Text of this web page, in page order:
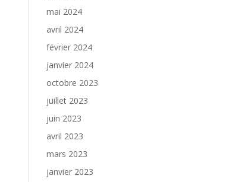
mai 2024
avril 2024
février 2024
janvier 2024
octobre 2023
juillet 2023
juin 2023
avril 2023
mars 2023
janvier 2023